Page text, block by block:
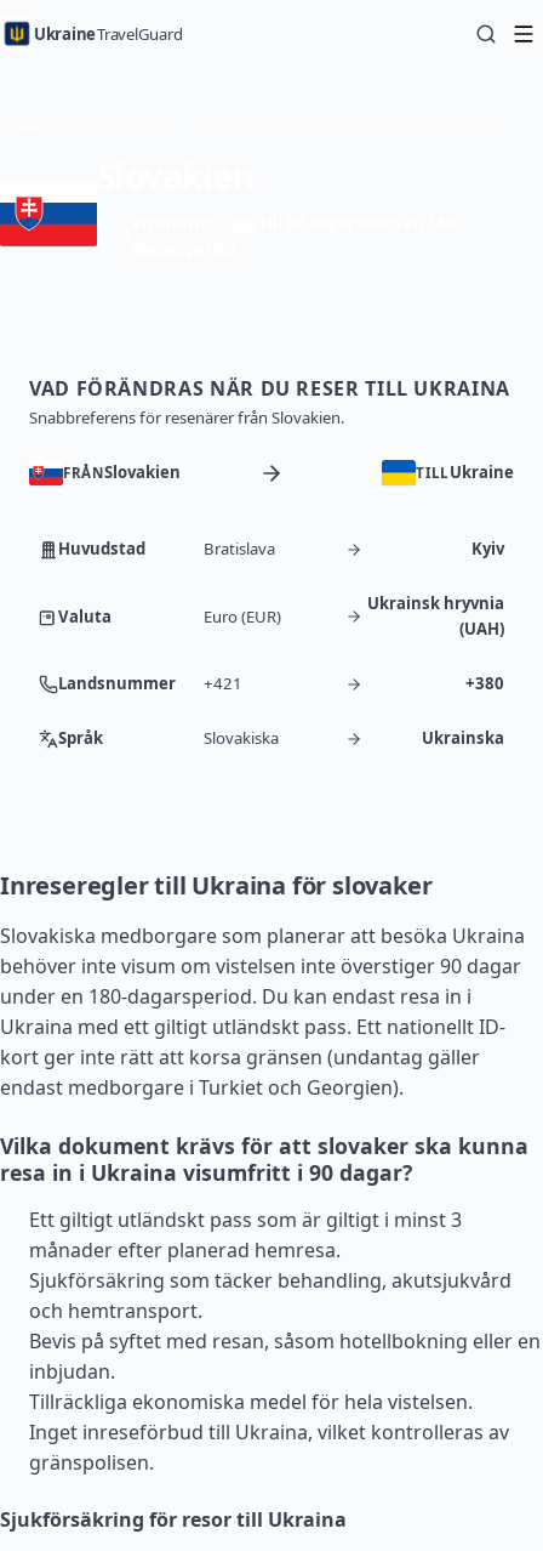
UkraineTravelGuard
VAD FÖRÄNDRAS NÄR DU RESER TILL UKRAINA
Snabbreferens för resenärer från Slovakien.
FRÅNSlovakien TILL Ukraine
Huvudstad Bratislava Kyiv
Valuta Euro (EUR)
Ukrainsk hryvnia
(UAH)
Landsnummer +421 +380
Språk Slovakiska Ukrainska
Inreseregler till Ukraina för slovaker
Slovakiska medborgare som planerar att besöka Ukraina
behöver inte visum om vistelsen inte överstiger 90 dagar
under en 180-dagarsperiod. Du kan endast resa in i
Ukraina med ett giltigt utländskt pass. Ett nationellt ID-
kort ger inte rätt att korsa gränsen (undantag gäller
endast medborgare i Turkiet och Georgien).
Vilka dokument krävs för att slovaker ska kunna
resa in i Ukraina visumfritt i 90 dagar?
Ett giltigt utländskt pass som är giltigt i minst 3
månader efter planerad hemresa.
Sjukförsäkring som täcker behandling, akutsjukvård
och hemtransport.
Bevis på syftet med resan, såsom hotellbokning eller en
inbjudan.
Tillräckliga ekonomiska medel för hela vistelsen.
Inget inreseförbud till Ukraina, vilket kontrolleras av
gränspolisen.
Sjukförsäkring för resor till Ukraina